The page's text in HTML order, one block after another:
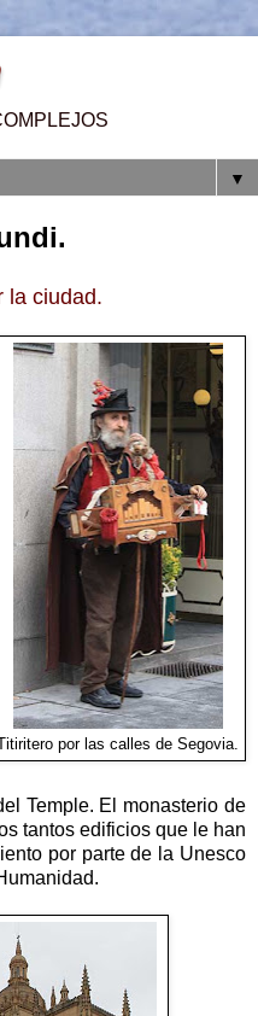
▼
la ciudad.
por las calles de Segovia.
Temple. El monasterio de
tantos edificios que le han
por parte de la Unesco